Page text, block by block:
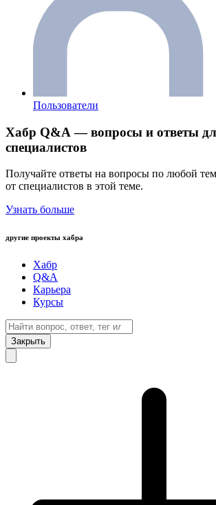
Пользователи
Хабр Q&A — вопросы и ответы
специалистов
Получайте ответы на вопросы по любой
от специалистов в этой теме.
Узнать больше
другие проекты хабра
Хабр
Q&A
Карьера
Курсы
Закрыть